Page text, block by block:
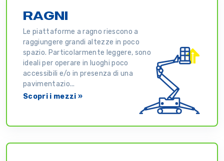
RAGNI
Le piattaforme a ragno riescono a
raggiungere grandi altezze in poco
spazio. Particolarmente leggere, sono
ideali per operare in luoghi poco
accessibili e/o in presenza di una
pavimentazio...
Scopri i mezzi »